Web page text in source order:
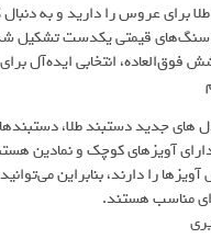
برای عروس را دارید و به
قیمتی یکدست تشکیل
فوق‌العاده، انتخابی ایده‌آل
های جدید دستبند طلا،
آویزهای کوچک و نمادین
آویزها را دارند، بنابراین
مناسب هستند.